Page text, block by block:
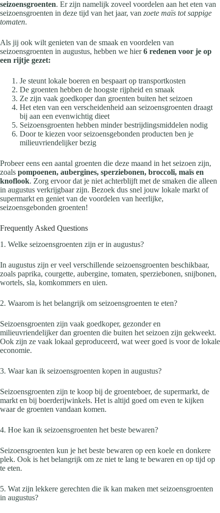
seizoensgroenten. Er zijn namelijk zoveel voordelen aan het eten van
seizoensgroenten in deze tijd van het jaar, van zoete maïs tot sappige
tomaten.
Als jij ook wilt genieten van de smaak en voordelen van
seizoensgroenten in augustus, hebben we hier6 redenen voor je op
een rijtje gezet:
Je steunt lokale boeren en bespaart op transportkosten
De groenten hebben de hoogste rijpheid en smaak
Ze zijn vaak goedkoper dan groenten buiten het seizoen
Het eten van een verscheidenheid aan seizoensgroenten draagt
bij aan een evenwichtig dieet
Seizoensgroenten hebben minder bestrijdingsmiddelen nodig
Door te kiezen voor seizoensgebonden producten ben je
milieuvriendelijker bezig
Probeer eens een aantal groenten die deze maand in het seizoen zijn,
zoals pompoenen, aubergines, sperziebonen, broccoli, maïs en
knoflook. Zorg ervoor dat je niet achterblijft met de smaken die alleen
in augustus verkrijgbaar zijn. Bezoek dus snel jouw lokale markt of
supermarkt en geniet van de voordelen van heerlijke,
seizoensgebonden groenten!
Frequently Asked Questions
1. Welke seizoensgroenten zijn er in augustus?
In augustus zijn er veel verschillende seizoensgroenten beschikbaar,
zoals paprika, courgette, aubergine, tomaten, sperziebonen, snijbonen,
wortels, sla, komkommers en uien.
2. Waarom is het belangrijk om seizoensgroenten te eten?
Seizoensgroenten zijn vaak goedkoper, gezonder en
milieuvriendelijker dan groenten die buiten het seizoen zijn gekweekt.
Ook zijn ze vaak lokaal geproduceerd, wat weer goed is voor de lokale
economie.
3. Waar kan ik seizoensgroenten kopen in augustus?
Seizoensgroenten zijn te koop bij de groenteboer, de supermarkt, de
markt en bij boerderijwinkels. Het is altijd goed om even te kijken
waar de groenten vandaan komen.
4. Hoe kan ik seizoensgroenten het beste bewaren?
Seizoensgroenten kun je het beste bewaren op een koele en donkere
plek. Ook is het belangrijk om ze niet te lang te bewaren en op tijd op
te eten.
5. Wat zijn lekkere gerechten die ik kan maken met seizoensgroenten
in augustus?